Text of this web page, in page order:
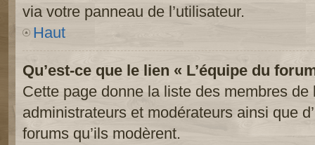
via votre panneau de l’utilisateur.
Haut
Qu’est-ce que le lien « L’équipe du
Cette page donne la liste des membres de
administrateurs et modérateurs ainsi que
forums qu’ils modèrent.